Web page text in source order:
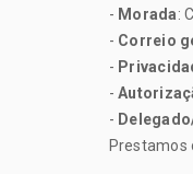
- Morada:
- Correio
-
-
-
Prestamos